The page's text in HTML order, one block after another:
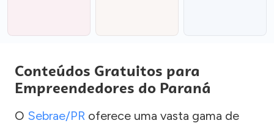
Conteúdos Gratuitos para
Empreendedores do Paraná
O Sebrae/PR oferece uma vasta gama de